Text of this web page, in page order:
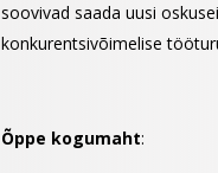
soovivad saada uusi
konkurentsivõimelise
Õppe kogumaht: